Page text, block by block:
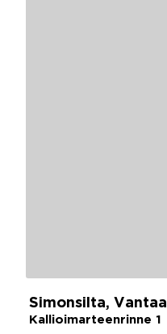
Simonsilta, Vantaa
Kallioimarteenrinne 1